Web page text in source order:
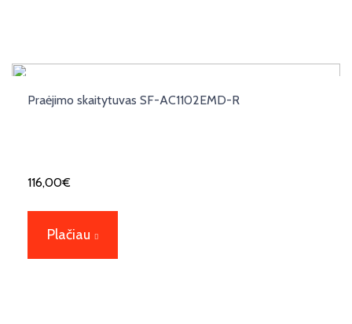
Praėjimo skaitytuvas SF-AC1102EMD-R
116,00€
Plačiau